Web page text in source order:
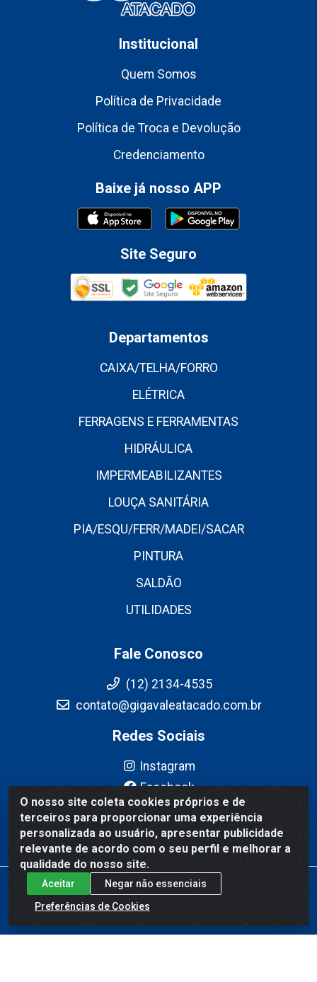
O nosso site coleta cookies próprios e de
terceiros para proporcionar uma experiência
personalizada ao usuário, apresentar publicidade
relevante de acordo com o seu perfil e melhorar a
qualidade do nosso site.
Aceitar
Negar não essenciais
Preferências de Cookies
Institucional
Quem Somos
Política de Privacidade
Política de Troca e Devolução
Credenciamento
Baixe já nosso APP
Site Seguro
Departamentos
CAIXA/TELHA/FORRO
ELÉTRICA
FERRAGENS E FERRAMENTAS
HIDRÁULICA
IMPERMEABILIZANTES
LOUÇA SANITÁRIA
PIA/ESQU/FERR/MADEI/SACAR
PINTURA
SALDÃO
UTILIDADES
Fale Conosco
(12) 2134-4535
contato@gigavaleatacado.com.br
Redes Sociais
Instagram
Facebook
YouTube
Linkedin
Gigavale Atacado - Av. Pedro Friggi, 451 - Vista Verde, São José
dos Campos/SP - CEP 12223-430 - CNPJ 08.978.600/0004-83